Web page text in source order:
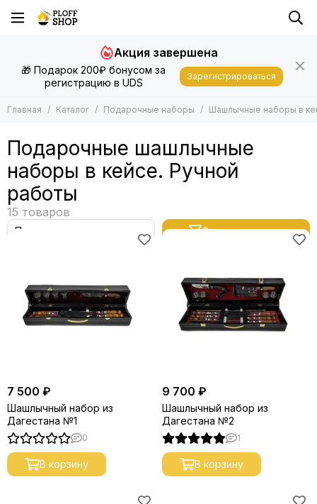
Подарочные наборы
Шашлычные наборы в кейсе
Шашлычные наборы в колчане
Другие подарки
🎁 Подарок 200₽ бонусом за
регистрацию в UDS
Акция завершена
Зарегистрироваться
Главная Каталог Подарочные наборы Шашлычные наборы в
Подарочные шашлычные
наборы в кейсе. Ручной
работы
Фильтр товаров
7 500 ₽
Шашлычный набор из
Дагестана №1
0
В корзину
9 700 ₽
Шашлычный набор из
Дагестана №2
1
В корзину